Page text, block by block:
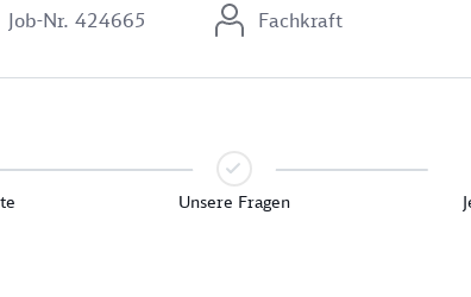
Job-Nr. 424665 Fachkraft
Unsere Fragen